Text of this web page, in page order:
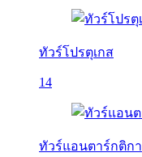
ทัวร์โปรตุเกส
14
ทัวร์แอนตาร์กติกา